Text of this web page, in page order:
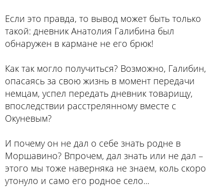
Если это правда, то вывод может быть только
такой: дневник Анатолия Галибина был
обнаружен в кармане не его брюк!
Как так могло получиться? Возможно, Галибин,
опасаясь за свою жизнь в момент передачи
немцам, успел передать дневник товарищу,
впоследствии расстрелянному вместе с
Окуневым?
И почему он не дал о себе знать родне в
Моршавино? Впрочем, дал знать или не дал –
этого мы тоже наверняка не знаем, коль скоро
утонуло и само его родное село...